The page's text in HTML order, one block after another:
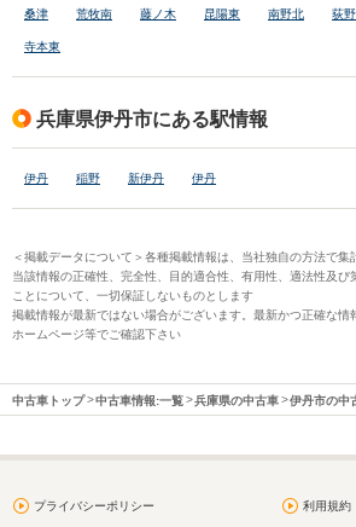
桑津 荒牧南 藤ノ木 昆陽東 南野北 荻
寺本東
兵庫県伊丹市にある駅情報
伊丹 稲野 新伊丹 伊丹
＜掲載データについて＞各種掲載情報は、当社独自の方法で集
当該情報の正確性、完全性、目的適合性、有用性、適法性及
ことについて、一切保証しないものとします
掲載情報が最新ではない場合がございます。最新かつ正確な情
ホームページ等でご確認下さい
中古車トップ 中古車情報:一覧 兵庫県の中古車 伊丹市の中
プライバシーポリシー 利用規約